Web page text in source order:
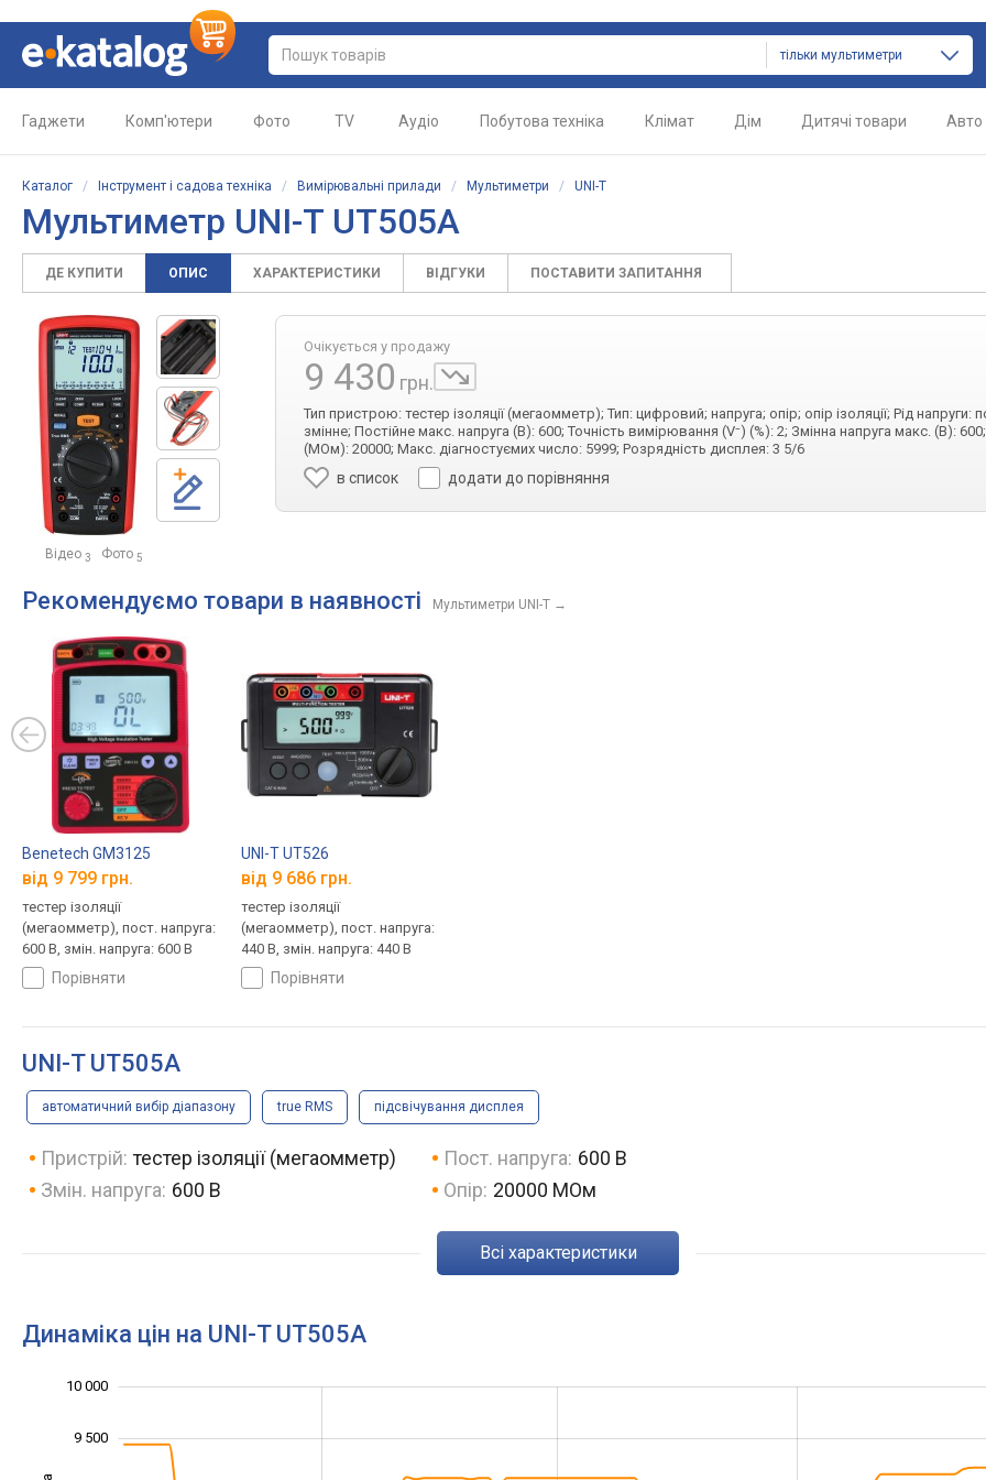
тільки мультиметри
Гаджети Комп'ютери Фото TV Аудіо Побутова техніка Клімат Дім Дитячі товари Авто
Каталог / Інструмент і садова техніка / Вимірювальні прилади / Мультиметри / UNI-T
Мультиметр UNI-T UT505A
ДЕ КУПИТИ ОПИС ХАРАКТЕРИСТИКИ ВІДГУКИ ПОСТАВИТИ ЗАПИТАННЯ
Відео 3 Фото 5
Очікується у продажу
9 430 грн.
Тип пристрою: тестер ізоляції (мегаомметр); Тип: цифровий; напруга; опір; опір ізоляції; Рід напруги:
змінне; Постійне макс. напруга (В): 600; Точність вимірювання (V⁻) (%): 2; Змінна напруга макс. (В):
(МОм): 20000; Макс. діагностуємих число: 5999; Розрядність дисплея: 3 5/6
в список додати до порівняння
Рекомендуємо товари в наявності Мультиметри UNI-T →
Benetech GM3125
від 9 799 грн.
тестер ізоляції
(мегаомметр), пост. напруга:
600 В, змін. напруга: 600 В
порівняти
UNI-T UT526
від 9 686 грн.
тестер ізоляції
(мегаомметр), пост. напруга:
440 В, змін. напруга: 440 В
порівняти
UNI-T UT505A
автоматичний вибір діапазону true RMS підсвічування дисплея
Пристрій: тестер ізоляції (мегаомметр) Пост. напруга: 600 В
Змін. напруга: 600 В Опір: 20000 МОм
Всі характеристики
Динаміка цін на UNI-T UT505A
9 500
10 000